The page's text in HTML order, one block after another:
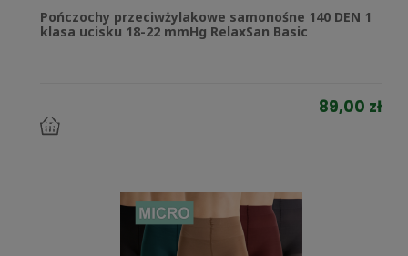
Pończochy przeciwżylakowe samonośne 140 DEN 1
klasa ucisku 18-22 mmHg RelaxSan Basic
89,00 zł
do